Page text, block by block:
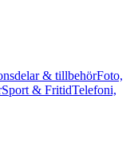
& tillbehörFoto,
Sport & FritidTelefoni,